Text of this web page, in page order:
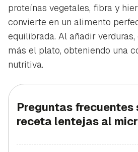
proteínas vegetales, fibra y
convierte en un alimento
equilibrada. Al añadir
más el plato, obteniendo una
nutritiva.
Preguntas frecuentes
receta lentejas al